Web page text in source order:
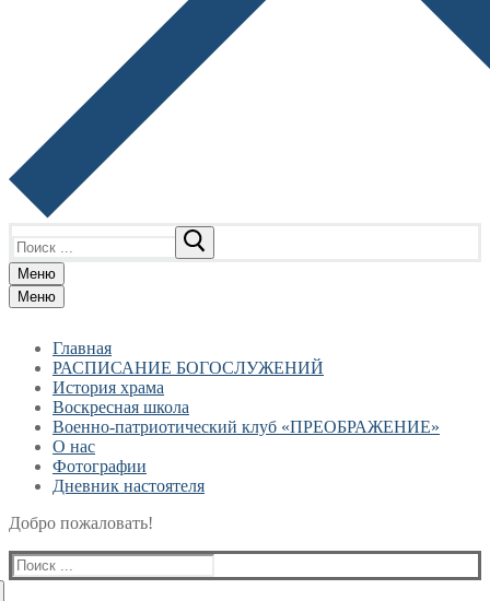
Меню
Меню
Главная
РАСПИСАНИЕ БОГОСЛУЖЕНИЙ
История храма
Воскресная школа
Военно-патриотический клуб «ПРЕОБРАЖЕНИЕ»
О нас
Фотографии
Дневник настоятеля
Добро пожаловать!
Найти: